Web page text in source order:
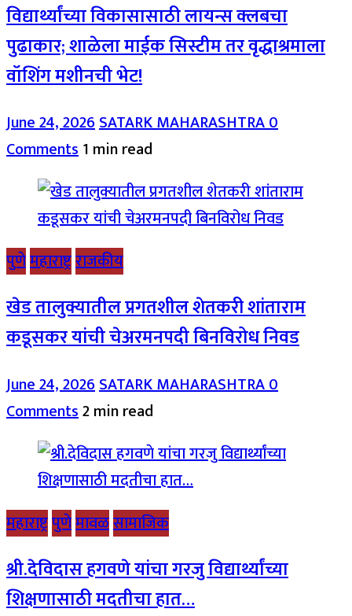
विद्यार्थ्यांच्या विकासासाठी लायन्स क्लबचा
पुढाकार; शाळेला माईक सिस्टीम तर वृद्धाश्रमाला
वॉशिंग मशीनची भेट!
June 24, 2026SATARK MAHARASHTRA0
Comments1 min read
पुणेमहाराष्ट्रराजकीय
खेड तालुक्यातील प्रगतशील शेतकरी शांताराम
कडूसकर यांची चेअरमनपदी बिनविरोध निवड
June 24, 2026SATARK MAHARASHTRA0
Comments2 min read
महाराष्ट्रपुणेमावळसामाजिक
श्री.देविदास हगवणे यांचा गरजु विद्यार्थ्यांच्या
शिक्षणासाठी मदतीचा हात…